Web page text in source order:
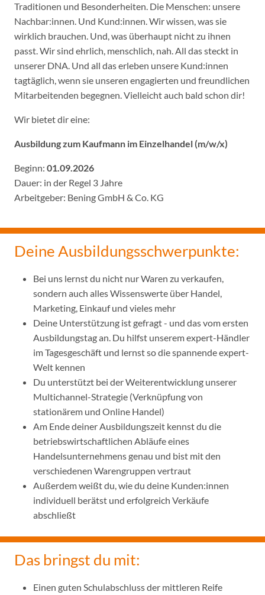
Traditionen und Besonderheiten. Die Menschen: unsere
Nachbar:innen. Und Kund:innen. Wir wissen, was sie
wirklich brauchen. Und, was überhaupt nicht zu ihnen
passt. Wir sind ehrlich, menschlich, nah. All das steckt in
unserer DNA. Und all das erleben unsere Kund:innen
tagtäglich, wenn sie unseren engagierten und freundlichen
Mitarbeitenden begegnen. Vielleicht auch bald schon dir!
Wir bietet dir eine:
Ausbildung zum Kaufmann im Einzelhandel (m/w/x)
Beginn: 01.09.2026
Dauer: in der Regel 3 Jahre
Arbeitgeber: Bening GmbH & Co. KG
Deine Ausbildungsschwerpunkte:
Bei uns lernst du nicht nur Waren zu verkaufen,
sondern auch alles Wissenswerte über Handel,
Marketing, Einkauf und vieles mehr
Deine Unterstützung ist gefragt - und das vom ersten
Ausbildungstag an. Du hilfst unserem expert-Händler
im Tagesgeschäft und lernst so die spannende expert-
Welt kennen
Du unterstützt bei der Weiterentwicklung unserer
Multichannel-Strategie (Verknüpfung von
stationärem und Online Handel)
Am Ende deiner Ausbildungszeit kennst du die
betriebswirtschaftlichen Abläufe eines
Handelsunternehmens genau und bist mit den
verschiedenen Warengruppen vertraut
Außerdem weißt du, wie du deine Kunden:innen
individuell berätst und erfolgreich Verkäufe
abschließt
Das bringst du mit:
Einen guten Schulabschluss der mittleren Reife